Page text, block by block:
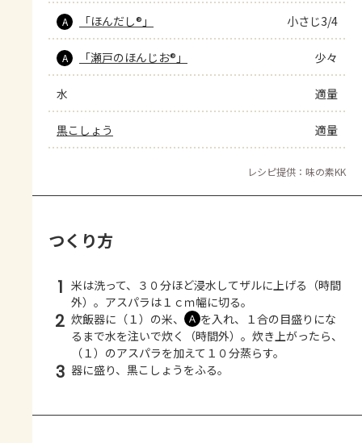
A 「ほんだし®」 小さじ3/4
A 「瀬戸のほんじお®」 少々
水 適量
黒こしょう 適量
レシピ提供：味の素KK
つくり方
1 米は洗って、３０分ほど浸水してザルに上げる（時間
外）。アスパラは１ｃｍ幅に切る。
2 炊飯器に（１）の米、 Ａ を入れ、１合の目盛りにな
るまで水を注いで炊く（時間外）。炊き上がったら、
（１）のアスパラを加えて１０分蒸らす。
3 器に盛り、黒こしょうをふる。